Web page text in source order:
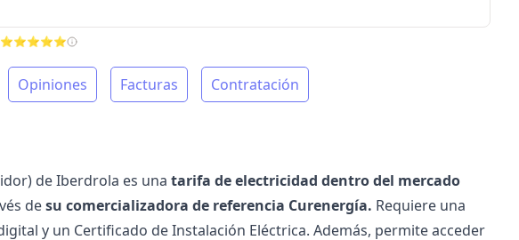
⭐⭐⭐⭐⭐
Opiniones Facturas Contratación
deIberdrola es una tarifa de electricidad dentro del mercado
desu comercializadora de referencia Curenergía. Requiere una
y un Certificado de Instalación Eléctrica. Además, permite acceder